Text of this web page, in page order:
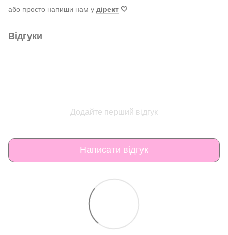
або просто напиши нам у дірект 🤍
Відгуки
Додайте перший відгук
Написати відгук